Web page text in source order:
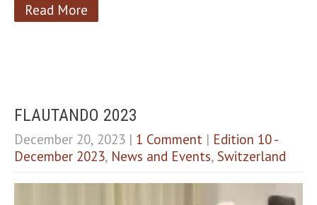
Read More
FLAUTANDO 2023
December 20, 2023 | 1 Comment | Edition 10 -
December 2023, News and Events, Switzerland